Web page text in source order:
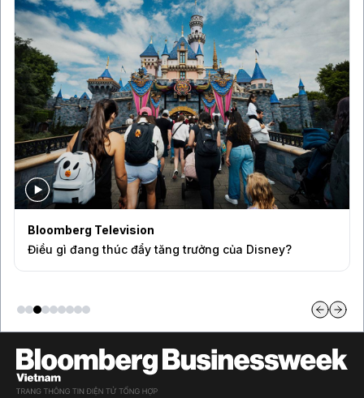
Bloomberg Television
Điều gì đang thúc đẩy tăng trưởng của Disney?